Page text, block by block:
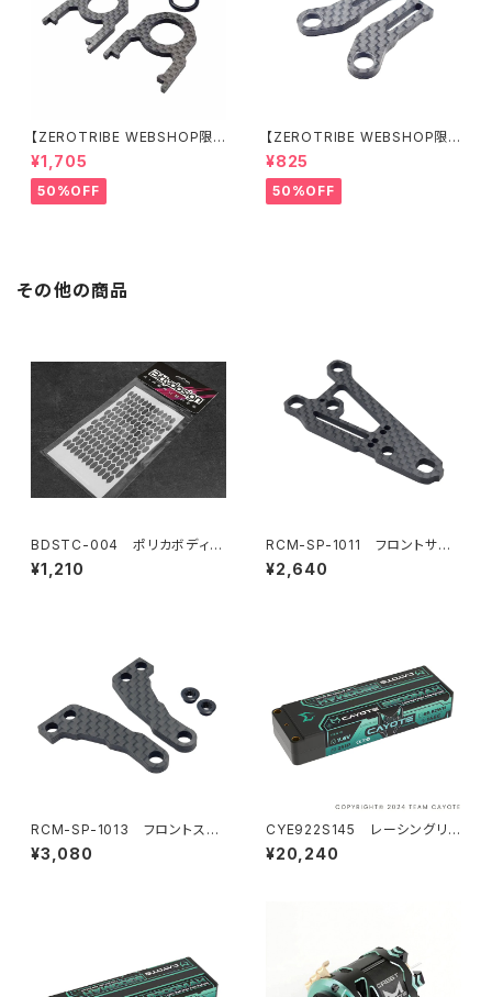
【ZEROTRIBE WEBSHOP限
定価格】RCM-BD11-TSE カ
ーボンツィーク スティックエンド
プレートセット YOKOMO BD11
用
¥1,705
50%OFF
【ZEROTRIBE WEBSHOP限
定価格】RCM-HRP-ZX-BD10
LCE Horizontalリアポストボ
ディマウンティングエクステンシ
ョンプレート Yokomo BD10L
¥825
50%OFF
その他の商品
BDSTC-004 ポリカボディ塗
装用ステンシル 【Honeycom
b V3】
¥1,210
RCM-SP-1011 フロントサス
ペンションアーム
¥2,640
RCM-SP-1013 フロントステ
アリングアーム（2）
¥3,080
CYE922S145 レーシングリ
ポバッテリー 9200mAh ,145C
,2S1P ,7.6V ,69.92Wh
¥20,240